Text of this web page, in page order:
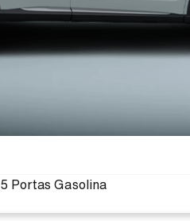
5 Portas Gasolina